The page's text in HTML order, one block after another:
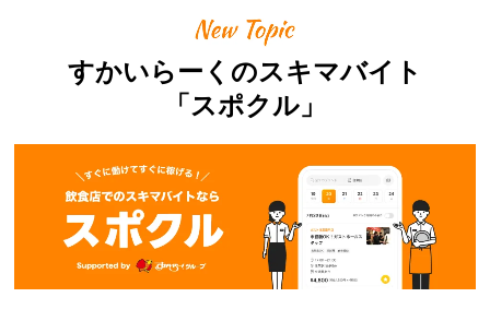
すかいらーくのスキマバイト
「スポクル」